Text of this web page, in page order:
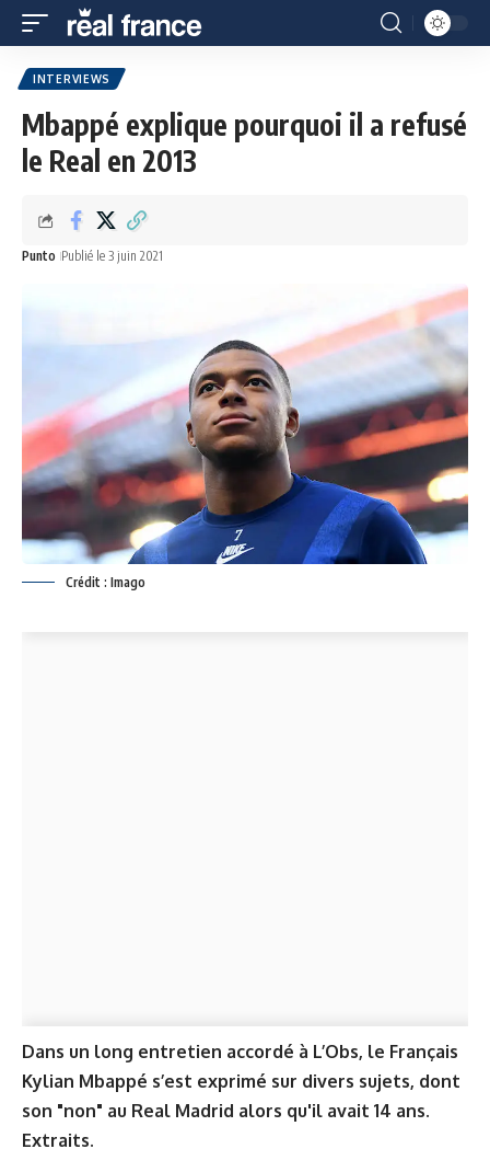
INTERVIEWS
Mbappé explique pourquoi il a refusé
le Real en 2013
Punto Publié le 3 juin 2021
Crédit : Imago
Dans un long entretien accordé à L’Obs, le Français
Kylian Mbappé s’est exprimé sur divers sujets, dont
son "non" au Real Madrid alors qu'il avait 14 ans.
Extraits.